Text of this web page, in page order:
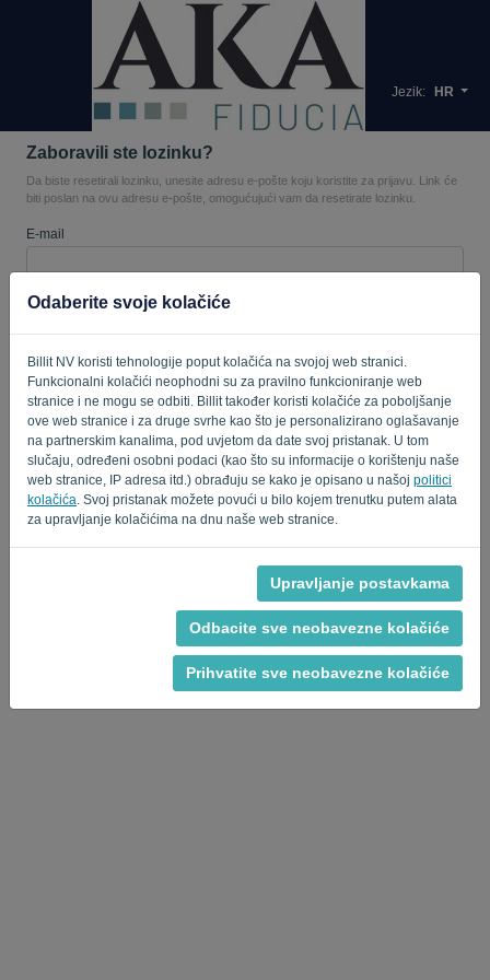
Odaberite svoje kolačiće
Billit NV koristi tehnologije poput kolačića na svojoj web stranici.
Funkcionalni kolačići neophodni su za pravilno funkcioniranje web
stranice i ne mogu se odbiti. Billit također koristi kolačiće za poboljšanje
ove web stranice i za druge svrhe kao što je personalizirano oglašavanje
na partnerskim kanalima, pod uvjetom da date svoj pristanak. U tom
slučaju, određeni osobni podaci (kao što su informacije o korištenju naše
web stranice, IP adresa itd.) obrađuju se kako je opisano u našoj politici
kolačića . Svoj pristanak možete povući u bilo kojem trenutku putem alata
za upravljanje kolačićima na dnu naše web stranice.
Upravljanje postavkama
Odbacite sve neobavezne kolačiće
Prihvatite sve neobavezne kolačiće
Jezik: HR
Zaboravili ste lozinku?
Da biste resetirali lozinku, unesite adresu e-pošte koju koristite za prijavu. Link će
biti poslan na ovu adresu e-pošte, omogućujući vam da resetirate lozinku.
E-mail
Zar nisi kompjuter? Popunite '
POŠALJI LINK
Natrag na prijavu
Privacy Policy - Terms of Service.